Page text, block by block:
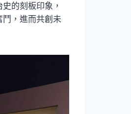
的刻板印象，
，進而共創未